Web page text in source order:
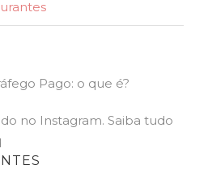
Pago: o que é?
no Instagram. Saiba tudo